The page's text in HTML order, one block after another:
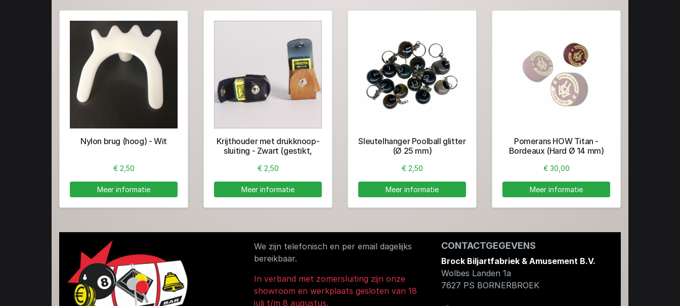
Nylon brug (hoog) - Wit
€ 2,50
Meer informatie
Krijthouder met drukknoop-
sluiting - Zwart (gestikt,
€ 2,50
Meer informatie
Sleutelhanger Poolball glitter
(Ø 25 mm)
€ 2,50
Meer informatie
Pomerans HOW Titan -
Bordeaux (Hard Ø 14 mm)
€ 30,00
Meer informatie
We zijn telefonisch en per email dagelijks
bereikbaar.
In verband met zomersluiting zijn onze
showroom en werkplaats gesloten van 18
juli t/m 8 augustus.
CONTACTGEGEVENS
Brock Biljartfabriek & Amusement B.V.
Wolbes Landen 1a
7627 PS BORNERBROEK